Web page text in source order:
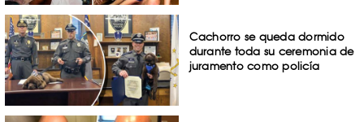
Cachorro se queda dormido
durante toda su ceremonia de
juramento como policía